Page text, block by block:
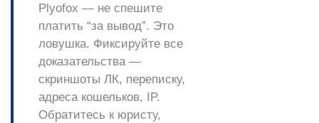
Plyofox — не спешите
платить “за вывод”. Это
ловушка. Фиксируйте все
доказательства —
скриншоты ЛК, переписку,
адреса кошельков, IP.
Обратитесь к юристу,